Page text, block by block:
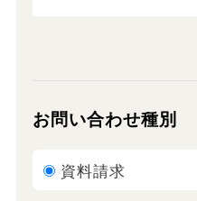
お問い合わせ種別
資料請求